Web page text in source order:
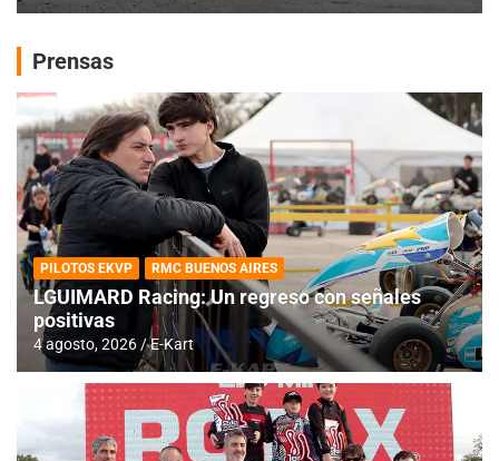
Prensas
PILOTOS EKVP RMC BUENOS AIRES
LGUIMARD Racing: Un regreso con señales
positivas
4 agosto, 2026 E-Kart